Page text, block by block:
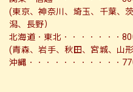
(東京、神奈川、埼玉、千葉、
潟、長野）
北海道・東北・・・・・・・
(青森、岩手、秋田、宮城、山
沖縄・・・・・・・・・・・